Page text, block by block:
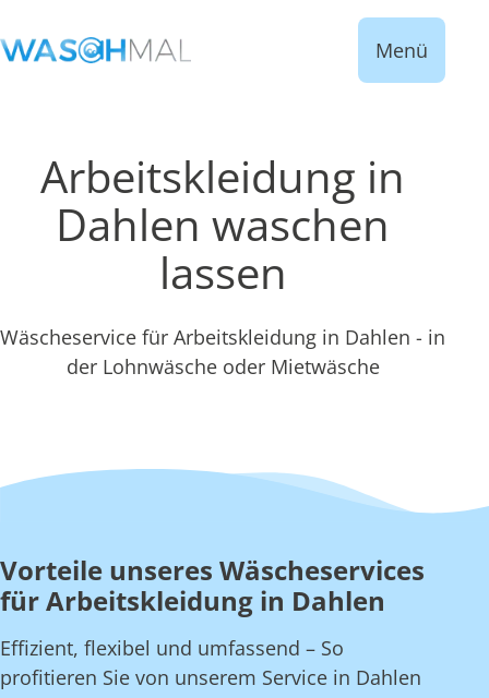
Menü
Arbeitskleidung in
Dahlen waschen
lassen
Wäscheservice für Arbeitskleidung in Dahlen - in
der Lohnwäsche oder Mietwäsche
Vorteile unseres Wäscheservices
für Arbeitskleidung in Dahlen
Effizient, flexibel und umfassend – So
profitieren Sie von unserem Service in Dahlen